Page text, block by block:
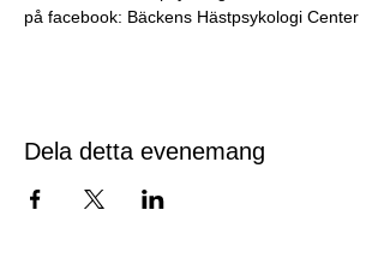
på facebook: Bäckens Hästpsykologi Center
Dela detta evenemang